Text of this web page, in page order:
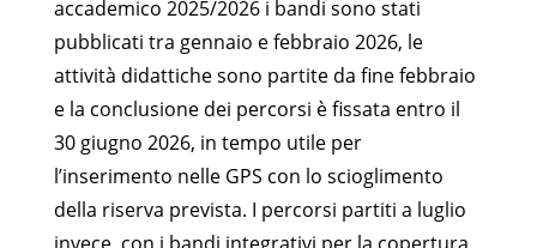
accademico 2025/2026 i bandi sono stati
pubblicati tra gennaio e febbraio 2026, le
attività didattiche sono partite da fine febbraio
e la conclusione dei percorsi è fissata entro il
30 giugno 2026, in tempo utile per
l’inserimento nelle GPS con lo scioglimento
della riserva prevista. I percorsi partiti a luglio